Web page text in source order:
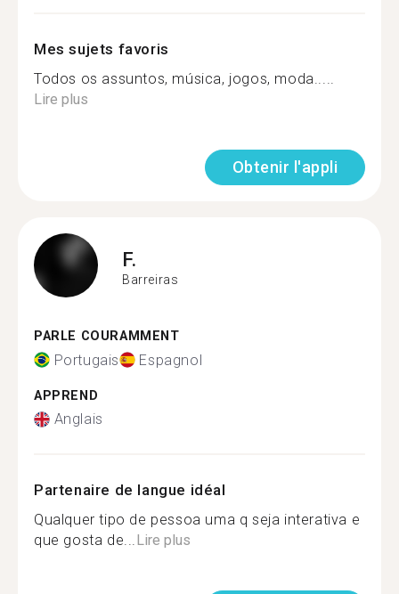
Mes sujets favoris
Todos os assuntos, música, jogos, moda.....
Lire plus
Obtenir l'appli
F.
Barreiras
PARLE COURAMMENT
Portugais Espagnol
APPREND
Anglais
Partenaire de langue idéal
Qualquer tipo de pessoa uma q seja interativa e
que gosta de...Lire plus